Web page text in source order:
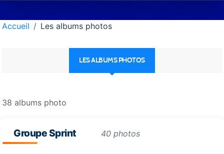
Accueil Les albums photos
LES ALBUMS PHOTOS
38 albums photo
Groupe Sprint 40 photos